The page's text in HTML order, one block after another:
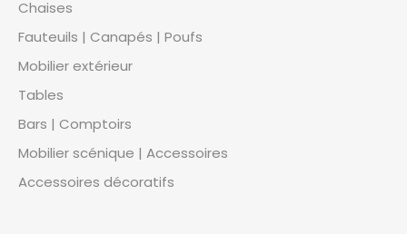
Chaises
Fauteuils | Canapés | Poufs
Mobilier extérieur
Tables
Bars | Comptoirs
Mobilier scénique | Accessoires
Accessoires décoratifs